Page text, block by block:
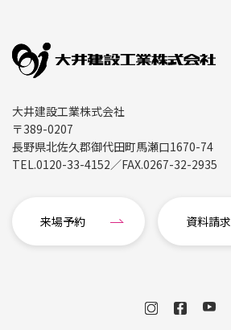
大井建設工業株式会社
〒389-0207
長野県北佐久郡御代田町馬瀬口1670-74
TEL.0120-33-4152／FAX.0267-32-2935
来場予約 資料請求